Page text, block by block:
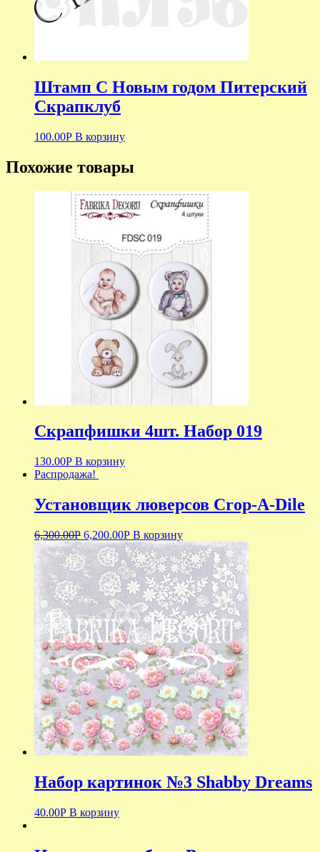
Штамп С Новым годом Питерский
Скрапклуб
100.00Р В корзину
Похожие товары
Скрапфишки 4шт. Набор 019
130.00Р В корзину
Распродажа!
Установщик люверсов Crop-A-Dile
6,300.00Р 6,200.00Р В корзину
Набор картинок №3 Shabby Dreams
40.00Р В корзину